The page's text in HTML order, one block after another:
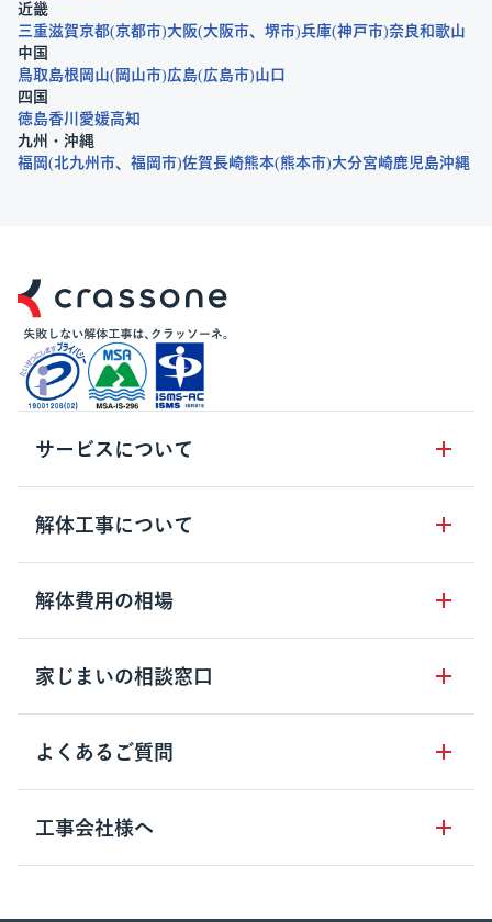
近畿
三重滋賀京都 京都市 大阪 大阪市 堺市 兵庫 神戸市 奈良和歌山
中国
鳥取島根 岡山 岡山市 広島 広島市 山口
四国
徳島香川 愛媛高知
九州・沖縄
福岡
北九州市 福岡市 佐賀長崎熊本 熊本市 大分宮崎鹿児島沖縄
サービスについて
サービスの流れ
サービスのメリット
クラッソーネの自治体連携
お客さまの声
空き家の処分を検討のお客様へ
解体工事について
解体工事の基礎知識
解体工事に関わる法律
用語集
解体費用の相場
木造住宅の相場
鉄骨造住宅の相場
RC造住宅の相場
家じまいの相談窓口
家じまいの相談窓口
よくあるご質問
クラッソーネの利用方法
工事の進め方
工事会社様へ